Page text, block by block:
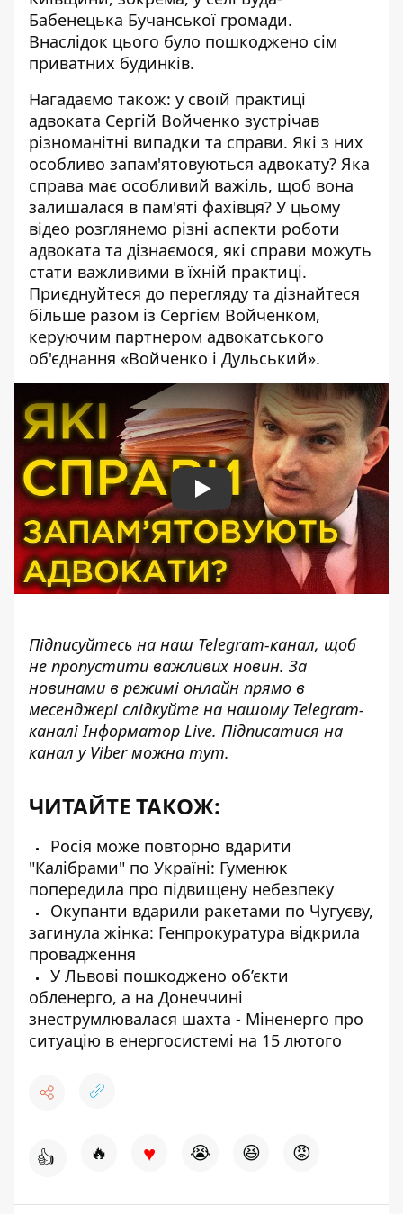
Бабенецька Бучанської громади.
Внаслідок цього було пошкоджено сім
приватних будинків.
Нагадаємо також: у своїй практиці
адвоката Сергій Войченко зустрічав
різноманітні випадки та справи. Які з них
особливо запам'ятовуються адвокату? Яка
справа має особливий важіль, щоб вона
залишалася в пам'яті фахівця? У цьому
відео розглянемо різні аспекти роботи
адвоката та дізнаємося, які справи можуть
стати важливими в їхній практиці.
Приєднуйтеся до перегляду та дізнайтеся
більше разом із Сергієм Войченком,
керуючим партнером адвокатського
об'єднання «Войченко і Дульський».
Play
Підписуйтесь на наш Telegram-канал, щоб
не пропустити важливих новин. За
новинами в режимі онлайн прямо в
месенджері слідкуйте на нашому Telegram-
каналіІнформатор Live. Підписатися на
канал у Viber можна тут.
ЧИТАЙТЕ ТАКОЖ:
Росія може повторно вдарити
"Калібрами" по Україні: Гуменюк
попередила про підвищену небезпеку
Окупанти вдарили ракетами по Чугуєву,
загинула жінка: Генпрокуратура відкрила
провадження
У Львові пошкоджено об’єкти
обленерго, а на Донеччині
знеструмлювалася шахта - Міненерго про
ситуацію в енергосистемі на 15 лютого
👍 🔥 ♥ 😭 😆 😡